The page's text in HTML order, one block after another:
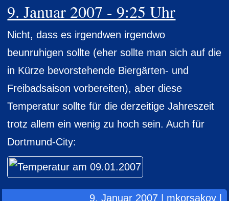
9. Januar 2007 - 9:25 Uhr
Nicht, dass es irgendwen irgendwo
beunruhigen sollte (eher sollte man sich auf die
in Kürze bevorstehende Biergärten- und
Freibadsaison vorbereiten), aber diese
Temperatur sollte für die derzeitige Jahreszeit
trotz allem ein wenig zu hoch sein. Auch für
Dortmund-City:
9. Januar 2007 | mkorsakov |